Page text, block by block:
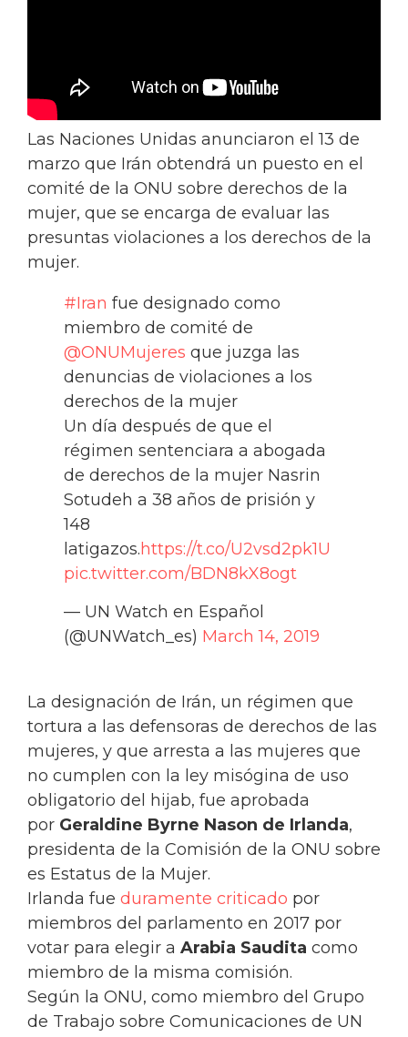
Las Naciones Unidas anunciaron el 13 de
marzo que Irán obtendrá un puesto en el
comité de la ONU sobre derechos de la
mujer, que se encarga de evaluar las
presuntas violaciones a los derechos de la
mujer.
#Iran fue designado como
miembro de comité de
@ONUMujeres que juzga las
denuncias de violaciones a los
derechos de la mujer
Un día después de que el
régimen sentenciara a abogada
de derechos de la mujer Nasrin
Sotudeh a 38 años de prisión y
148
latigazos.https://t.co/U2vsd2pk1U
pic.twitter.com/BDN8kX8ogt
— UN Watch en Español
(@UNWatch_es) March 14, 2019
La designación de Irán, un régimen que
tortura a las defensoras de derechos de las
mujeres, y que arresta a las mujeres que
no cumplen con la ley misógina de uso
obligatorio del hijab, fue aprobada
por Geraldine Byrne Nason de Irlanda,
presidenta de la Comisión de la ONU sobre
es Estatus de la Mujer.
Irlanda fue duramente criticado por
miembros del parlamento en 2017 por
votar para elegir a Arabia Saudita como
miembro de la misma comisión.
Según la ONU, como miembro del Grupo
de Trabajo sobre Comunicaciones de UN